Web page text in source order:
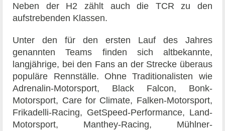
Neben der H2 zählt auch die TCR zu den
aufstrebenden Klassen.
Unter den für den ersten Lauf des Jahres
genannten Teams finden sich altbekannte,
langjährige, bei den Fans an der Strecke überaus
populäre Rennställe. Ohne Traditionalisten wie
Adrenalin-Motorsport, Black Falcon, Bonk-
Motorsport, Care for Climate, Falken-Motorsport,
Frikadelli-Racing, GetSpeed-Performance, Land-
Motorsport, Manthey-Racing, Mühlner-